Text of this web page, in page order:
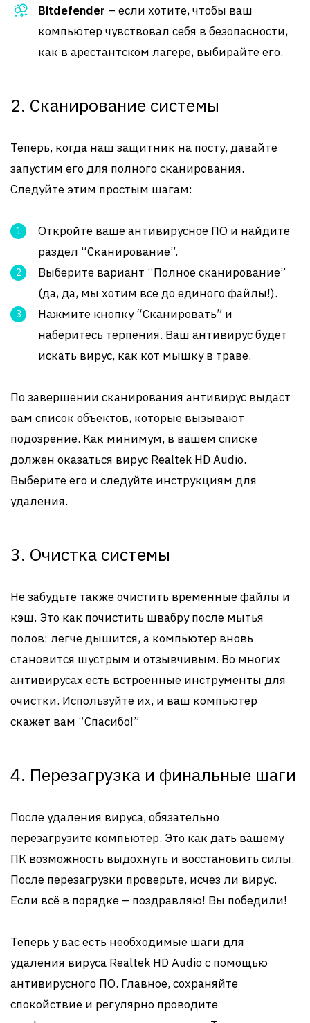
Bitdefender – если хотите, чтобы ваш
компьютер чувствовал себя в безопасности,
как в арестантском лагере, выбирайте его.
2. Сканирование системы
Теперь, когда наш защитник на посту, давайте
запустим его для полного сканирования.
Следуйте этим простым шагам:
Откройте ваше антивирусное ПО и найдите
раздел “Сканирование”.
Выберите вариант “Полное сканирование”
(да, да, мы хотим все до единого файлы!).
Нажмите кнопку “Сканировать” и
наберитесь терпения. Ваш антивирус будет
искать вирус, как кот мышку в траве.
По завершении сканирования антивирус выдаст
вам список объектов, которые вызывают
подозрение. Как минимум, в вашем списке
должен оказаться вирус Realtek HD Audio.
Выберите его и следуйте инструкциям для
удаления.
3. Очистка системы
Не забудьте также очистить временные файлы и
кэш. Это как почистить швабру после мытья
полов: легче дышится, а компьютер вновь
становится шустрым и отзывчивым. Во многих
антивирусах есть встроенные инструменты для
очистки. Используйте их, и ваш компьютер
скажет вам “Спасибо!”
4. Перезагрузка и финальные шаги
После удаления вируса, обязательно
перезагрузите компьютер. Это как дать вашему
ПК возможность выдохнуть и восстановить силы.
После перезагрузки проверьте, исчез ли вирус.
Если всё в порядке – поздравляю! Вы победили!
Теперь у вас есть необходимые шаги для
удаления вируса Realtek HD Audio с помощью
антивирусного ПО. Главное, сохраняйте
спокойствие и регулярно проводите